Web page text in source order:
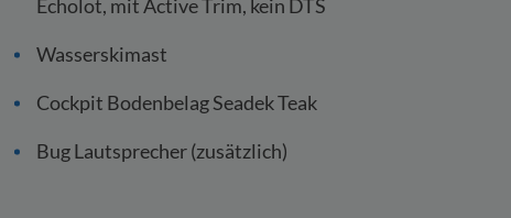
Echolot, mit Active Trim, kein DTS
Wasserskimast
Cockpit Bodenbelag Seadek Teak
Bug Lautsprecher (zusätzlich)